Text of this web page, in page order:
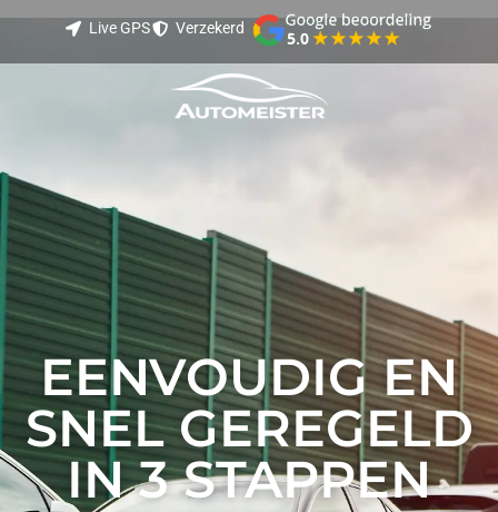
Live GPS Verzekerd
EENVOUDIG EN
SNEL GEREGELD
IN 3 STAPPEN